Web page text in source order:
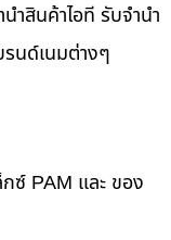
ำสินค้าไอที รับจำนำ
นด์เนมต่างๆ
ซ์ PAM และ ของ